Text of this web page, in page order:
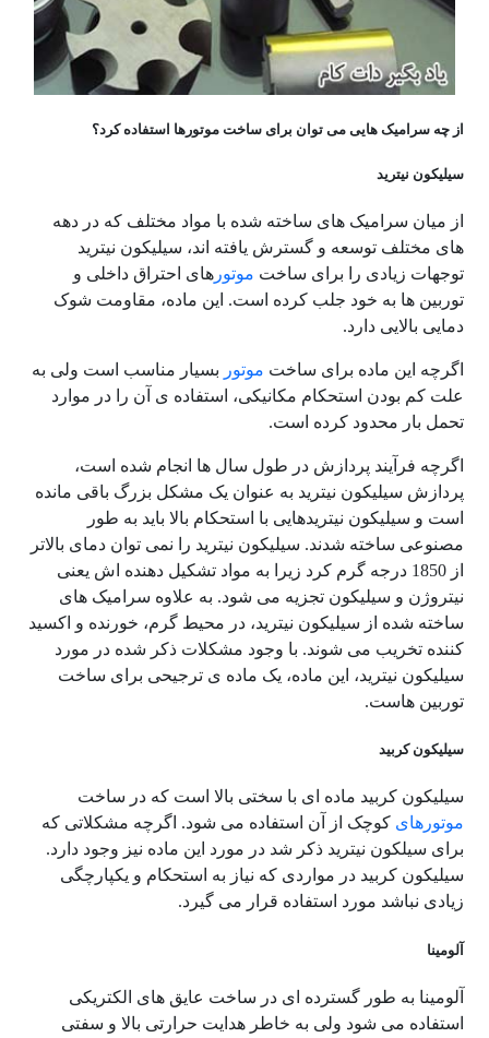
از چه سرامیک هایی می توان برای ساخت موتورها استفاده کرد؟
سیلیکون نیترید
از میان سرامیک های ساخته شده با مواد مختلف که در دهه
های مختلف توسعه و گسترش یافته اند، سیلیکون نیترید
توجهات زیادی را برای ساخت موتور های احتراق داخلی و
توربین ها به خود جلب کرده است. این ماده، مقاومت شوک
دمایی بالایی دارد.
اگرچه این ماده برای ساخت موتور بسیار مناسب است ولی به
علت کم بودن استحکام مکانیکی، استفاده ی آن را در موارد
تحمل بار محدود کرده است.
اگرچه فرآیند پردازش در طول سال ها انجام شده است،
پردازش سیلیکون نیترید به عنوان یک مشکل بزرگ باقی مانده
است و سیلیکون نیتریدهایی با استحکام بالا باید به طور
مصنوعی ساخته شدند. سیلیکون نیترید را نمی توان دمای بالاتر
از 1850 درجه گرم کرد زیرا به مواد تشکیل دهنده اش یعنی
نیتروژن و سیلیکون تجزیه می شود. به علاوه سرامیک های
ساخته شده از سیلیکون نیترید، در محیط گرم، خورنده و اکسید
کننده تخریب می شوند. با وجود مشکلات ذکر شده در مورد
سیلیکون نیترید، این ماده، یک ماده ی ترجیحی برای ساخت
توربین هاست.
سیلیکون کربید
سیلیکون کربید ماده ای با سختی بالا است که در ساخت
موتورهای کوچک از آن استفاده می شود. اگرچه مشکلاتی که
برای سیلکون نیترید ذکر شد در مورد این ماده نیز وجود دارد.
سیلیکون کربید در مواردی که نیاز به استحکام و یکپارچگی
زیادی نباشد مورد استفاده قرار می گیرد.
آلومینا
آلومینا به طور گسترده ای در ساخت عایق های الکتریکی
استفاده می شود ولی به خاطر هدایت حرارتی بالا و سفتی